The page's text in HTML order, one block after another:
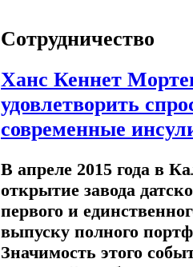
Сотрудничество
Ханс Кеннет
удовлетворить
современные
В апреле 2015 года в
открытие завода
первого и
выпуску полного
Значимость этого